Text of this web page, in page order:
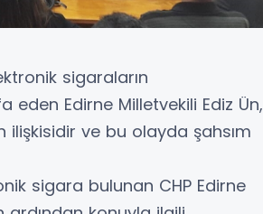
sigaraların
eden Edirne Milletvekili Ediz Ün,
ve bu olayda şahsım
sigara bulunan CHP Edirne